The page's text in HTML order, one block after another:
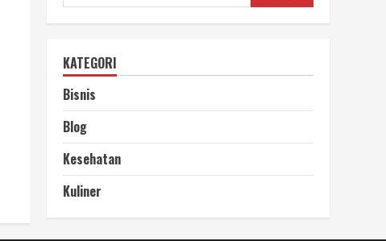
KATEGORI
Bisnis
Blog
Kesehatan
Kuliner